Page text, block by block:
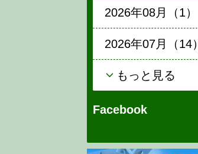
2026年08月（1）
2026年07月（14）
もっと見る
Facebook